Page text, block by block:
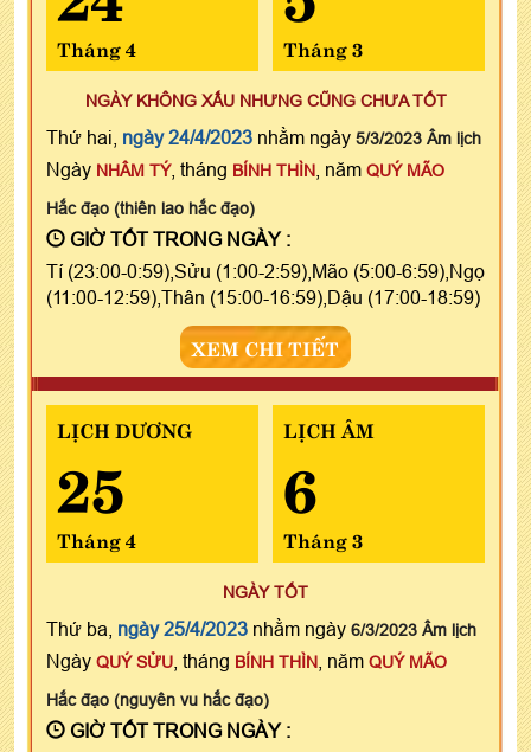
Tháng 4 Tháng 3
NGÀY KHÔNG XẤU NHƯNG CŨNG CHƯA TỐT
Thứ hai, ngày 24/4/2023 nhằm ngày 5/3/2023 Âm lịch
Ngày NHÂM TÝ, tháng BÍNH THÌN , năm QUÝ MÃO
Hắc đạo (thiên lao hắc đạo)
GIỜ TỐT TRONG NGÀY :
Tí (23:00-0:59),Sửu (1:00-2:59),Mão (5:00-6:59),Ngọ
(11:00-12:59),Thân (15:00-16:59),Dậu (17:00-18:59)
XEM CHI TIẾT
LỊCH DƯƠNG
25
Tháng 4
LỊCH ÂM
6
Tháng 3
NGÀY TỐT
Thứ ba, ngày 25/4/2023 nhằm ngày 6/3/2023 Âm lịch
Ngày QUÝ SỬU , tháng BÍNH THÌN , năm QUÝ MÃO
Hắc đạo (nguyên vu hắc đạo)
GIỜ TỐT TRONG NGÀY :